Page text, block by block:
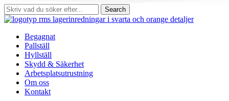
Skip
to
main
content
Search
Close
search
Menu
Begagnat
Pallställ
Hyllställ
Skydd & Säkerhet
Arbetsplatsutrustning
Om oss
Kontakt